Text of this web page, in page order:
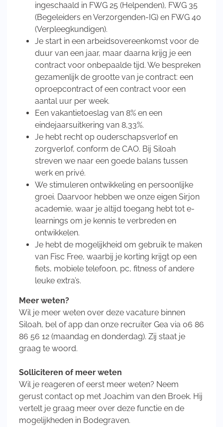
ingeschaald in FWG 25 (Helpenden), FWG 35
(Begeleiders en Verzorgenden-IG) en FWG 40
(Verpleegkundigen).
Je start in een arbeidsovereenkomst voor de
duur van een jaar, maar daarna krijg je een
contract voor onbepaalde tijd. We bespreken
gezamenlijk de grootte van je contract: een
oproepcontract of een contract voor een
aantal uur per week.
Een vakantietoeslag van 8% en een
eindejaarsuitkering van 8,33%.
Je hebt recht op ouderschapsverlof en
zorgverlof, conform de CAO. Bij Siloah
streven we naar een goede balans tussen
werk en privé.
We stimuleren ontwikkeling en persoonlijke
groei. Daarvoor hebben we onze eigen Sirjon
academie, waar je altijd toegang hebt tot e-
learnings om je kennis te verbreden en
ontwikkelen.
Je hebt de mogelijkheid om gebruik te maken
van Fisc Free, waarbij je korting krijgt op een
fiets, mobiele telefoon, pc, fitness of andere
leuke extra’s.
Meer weten?
Wil je meer weten over deze vacature binnen
Siloah, bel of app dan onze recruiter Gea via 06 86
86 56 12 (maandag en donderdag). Zij staat je
graag te woord.
Solliciteren of meer weten
Wil je reageren of eerst meer weten? Neem
gerust contact op met Joachim van den Broek. Hij
vertelt je graag meer over deze functie en de
mogelijkheden in Bodegraven.